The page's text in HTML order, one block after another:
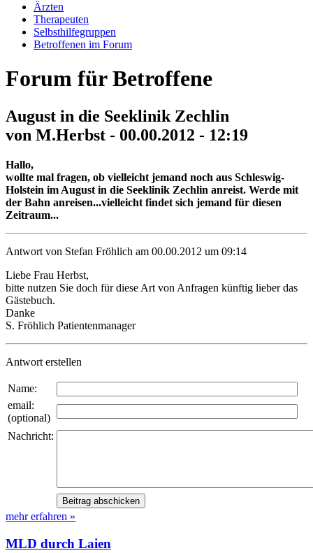
Ärzten
Therapeuten
Selbsthilfegruppen
Betroffenen im Forum
Forum für Betroffene
August in die Seeklinik Zechlin
von M.Herbst - 00.00.2012 - 12:19
Hallo,
wollte mal fragen, ob vielleicht jemand noch aus Schleswig-
Holstein im August in die Seeklinik Zechlin anreist. Werde mit
der Bahn anreisen...vielleicht findet sich jemand für diesen
Zeitraum...
Antwort von Stefan Fröhlich am 00.00.2012 um 09:14
Liebe Frau Herbst,
bitte nutzen Sie doch für diese Art von Anfragen künftig lieber das
Gästebuch.
Danke
S. Fröhlich Patientenmanager
Antwort erstellen
Name:
email:
(optional)
Nachricht:
mehr erfahren »
MLD durch Laien